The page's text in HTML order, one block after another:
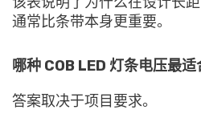
通常比条带本身更重要。
哪种 COB LED 灯条电压最适
答案取决于项目要求。